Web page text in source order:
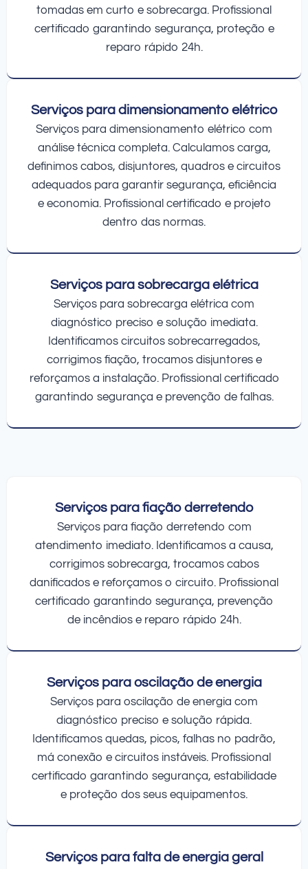
tomadas em curto e sobrecarga. Profissional
certificado garantindo segurança, proteção e
reparo rápido 24h.
Serviços para dimensionamento elétrico
Serviços para dimensionamento elétrico com
análise técnica completa. Calculamos carga,
definimos cabos, disjuntores, quadros e circuitos
adequados para garantir segurança, eficiência
e economia. Profissional certificado e projeto
dentro das normas.
Serviços para sobrecarga elétrica
Serviços para sobrecarga elétrica com
diagnóstico preciso e solução imediata.
Identificamos circuitos sobrecarregados,
corrigimos fiação, trocamos disjuntores e
reforçamos a instalação. Profissional certificado
garantindo segurança e prevenção de falhas.
Serviços para fiação derretendo
Serviços para fiação derretendo com
atendimento imediato. Identificamos a causa,
corrigimos sobrecarga, trocamos cabos
danificados e reforçamos o circuito. Profissional
certificado garantindo segurança, prevenção
de incêndios e reparo rápido 24h.
Serviços para oscilação de energia
Serviços para oscilação de energia com
diagnóstico preciso e solução rápida.
Identificamos quedas, picos, falhas no padrão,
má conexão e circuitos instáveis. Profissional
certificado garantindo segurança, estabilidade
e proteção dos seus equipamentos.
Serviços para falta de energia geral